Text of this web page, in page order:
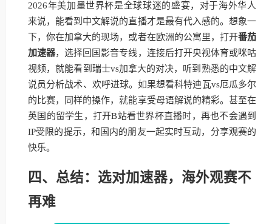
2026年美加墨世界杯是全球球迷的盛宴，对于海外华人
来说，能看到中文解说的直播才是最有代入感的。想象一
下，你在加拿大的现场，或者在欧洲的公寓里，打开番茄
加速器，选择回国影音专线，连接后打开央视体育或咪咕
视频，就能看到瑞士vs加拿大的对决，听到熟悉的中文解
说员分析战术、欢呼进球。如果想看科特迪瓦vs厄瓜多尔
的比赛，同样的操作，就能享受母语解说的精彩。甚至在
英国的留学生，打开B站看世界杯直播时，再也不会遇到
IP受限的提示，和国内的朋友一起实时互动，分享观赛的
快乐。
四、总结：选对加速器，海外观赛不
再难